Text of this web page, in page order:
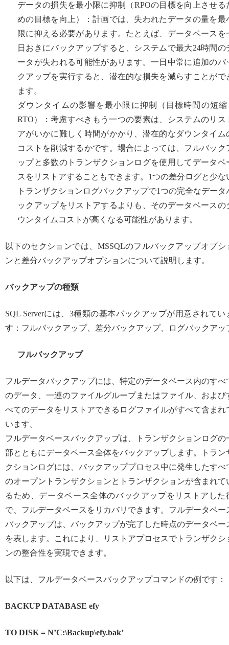
データの損失を最小限に抑制（RPOの目標を向上させる
めの目標を向上）：計画では、失われたデータの量を最
限に抑える必要があります。たとえば、データベースを
日おきにバックアップすると、システムで最大24時間の
ータが失われる可能性があります。一日中常に追加のバ
クアップを実行すると、潜在的な損失を減らすことがで
ます。
ダウンタイムの影響を最小限に抑制（目標時間の短縮
RTO）：考慮すべきもう一つの要素は、システムのリス
アがいかに難しく時間がかかり、潜在的なダウンタイム
コストを削減するかです。場合によっては、フルバック
ップと多数のトランザクションログを使用してデータベ
スをリストアすることもできます。1つの差分ログと少な
トランザクションログバックアップで1つの完全なデータ
ックアップをリストアするよりも、そのデータベースの
ウンタイムコストが高くなる可能性があります。
以下のセクションでは、MSSQLのフルバックアップオプシ
ンと差分バックアップオプションについて説明します。
バックアップの種類
SQL Serverには、3種類の基本バックアップが用意されてい
す：フルバックアップ、差分バックアップ、ログバックアッ
フルバックアップ
フルデータバックアップには、特定のデータベース内のすべ
のデータ、一連のファイルグループまたはファイル、および
べてのデータをリストアできるログファイルがすべて含まれ
います。
フルデータベースバックアップは、トランザクションログの
部とともにデータベース全体をバックアップします。トラン
クションログには、バックアッププロセス中に発生したすべ
のオープントランザクションとトランザクションが含まれて
るため、データベース全体のバックアップをリストアした
で、フルデータベースをリカバリできます。フルデータベー
バックアップは、バックアップが完了した時点のデータベー
を表します。これにより、リストアプロセスでトランザクシ
ンの整合性を実現できます。
以下は、フルデータベースバックアップコマンドの例です：
BACKUP DATABASE efy
TO DISK = N’C:\Backup\efy.bak’